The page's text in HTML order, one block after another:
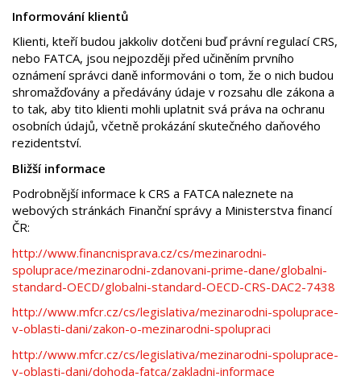
Informování klientů
Klienti, kteří budou jakkoliv dotčeni buď právní regulací CRS,
nebo FATCA, jsou nejpozději před učiněním prvního
oznámení správci daně informováni o tom, že o nich budou
shromažďovány a předávány údaje v rozsahu dle zákona a
to tak, aby tito klienti mohli uplatnit svá práva na ochranu
osobních údajů, včetně prokázání skutečného daňového
rezidentství.
Bližší informace
Podrobnější informace k CRS a FATCA naleznete na
webových stránkách Finanční správy a Ministerstva financí
ČR:
http://www.financnisprava.cz/cs/mezinarodni-
spoluprace/mezinarodni-zdanovani-prime-dane/globalni-
standard-OECD/globalni-standard-OECD-CRS-DAC2-7438
http://www.mfcr.cz/cs/legislativa/mezinarodni-spoluprace-
v-oblasti-dani/zakon-o-mezinarodni-spolupraci
http://www.mfcr.cz/cs/legislativa/mezinarodni-spoluprace-
v-oblasti-dani/dohoda-fatca/zakladni-informace